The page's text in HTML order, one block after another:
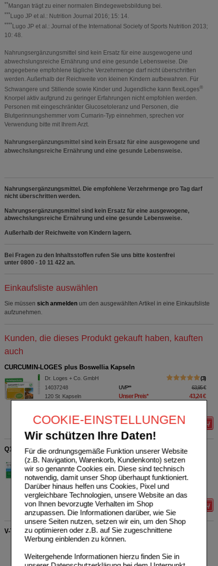
COOKIE-EINSTELLUNGEN
Wir schützen Ihre Daten!
Für die ordnungsgemäße Funktion unserer Website
(z.B. Navigation, Warenkorb, Kundenkonto) setzen
wir so genannte Cookies ein. Diese sind technisch
notwendig, damit unser Shop überhaupt funktioniert.
Darüber hinaus helfen uns Cookies, Pixel und
vergleichbare Technologien, unsere Website an das
von Ihnen bevorzugte Verhalten im Shop
anzupassen. Die Informationen darüber, wie Sie
unsere Seiten nutzen, setzen wir ein, um den Shop
zu optimieren oder z.B. auf Sie zugeschnittene
Werbung einblenden zu können.
Weitergehende Informationen hierzu finden Sie in
**Mangan trägt zu einer normalen Bindegewebsbildung bei.
***Lugo JP et al.: Nutrition Journal 2016; 15: 14.
****Lugo JP et al.: Journal of the International Society of Sports Nutrition 2013;
10: 48.
Nahrungsergänzungsmittel sind kein Ersatz für eine ausgewogene und
abwechslungsreiche Ernährung und eine gesunde Lebensweise. Die
angegebene empfohlene tägliche Verzehrmenge darf nicht überschritten
werden. Außerhalb der Reichweite von kleinen Kindern aufbewahren. Für
Schwangere und Stillende sowie Kinder und Jugendliche kann flexiLoges®
Knorpel aktiv aufgrund zu geringer Erfahrungen nicht empfohlen werden.
Personen mit eingeschränkter Glucosetoleranz und Personen, die
Blutgerinnungshemmer vom Cumarin-Typ einnehmen, sprechen vor
Verwendung bitte mit Ihrem Arzt.
Nahrungsergänzungsmittel sind kein Ersatz für eine ausgewogene und
abwechslungsreiche Ernährung und eine gesunde Lebensweise.
Nahrungsergänzungsmittel. Die empfohlene Verzehrmenge pro Tag darf
nicht überschritten werden.
Nahrungsergänzungsmittel sind kein Ersatz für eine ausgewogene,
abwechslungsreiche Ernährung und eine gesunde Lebensweise.
Außerhalb der Reichweite von Kindern lagern.
Bei Fragen zu den Inhaltsstoffen rufen Sie uns bitte kostenfrei
unter 0800 - 10 11 422 an.
Einkaufsliste auswählen
Sie müssen sich anmelden um den ausgewählten Artikel in eine Einkaufsliste
aufzunehmen.
Kunden, die dieses Produkt gekauft haben, kauften
auch
CURCUMIN-LOGES plus Boswellia Kapseln
Dr. Loges + Co. GmbH
14037248
120 St Kapseln
3
UVP** 63,95 €
Unser Preis* 43,24 €
Details
Q10-LOGES concept 100 mg Kapseln
Dr. Loges + Co. GmbH
16730657
60St Kapseln
UVP**
Unser Preis*
Sie sparen
Details
V-TH-E Kuhl Tropfen zum Einnehmen
SANUM-KEHLBECK GmbH
11616402
Unser Preis*